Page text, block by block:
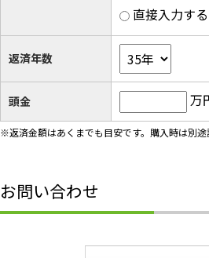
直接入力する
返済年数
頭金 万
※返済金額はあくまでも目安です。購入時は別
お問い合わせ